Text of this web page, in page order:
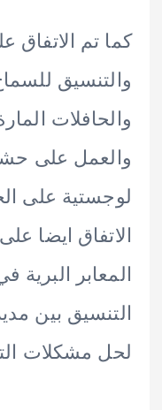
الاتفاق على
للسماح
المارة عبر
على حشد
على الحدود
ايضا على عقد
البرية في يناير
بين مديري
مشكلات التكدس.